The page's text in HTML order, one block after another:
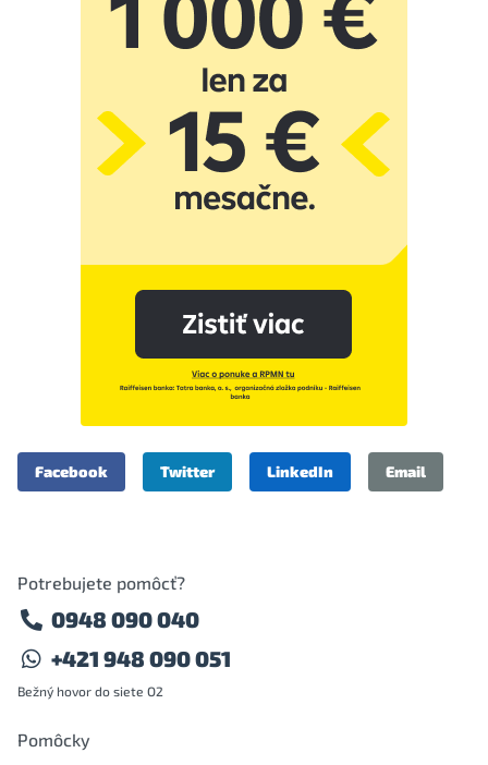
Facebook Twitter LinkedIn Email
Potrebujete pomôcť?
0948 090 040
+421 948 090 051
Bežný hovor do siete O2
Pomôcky